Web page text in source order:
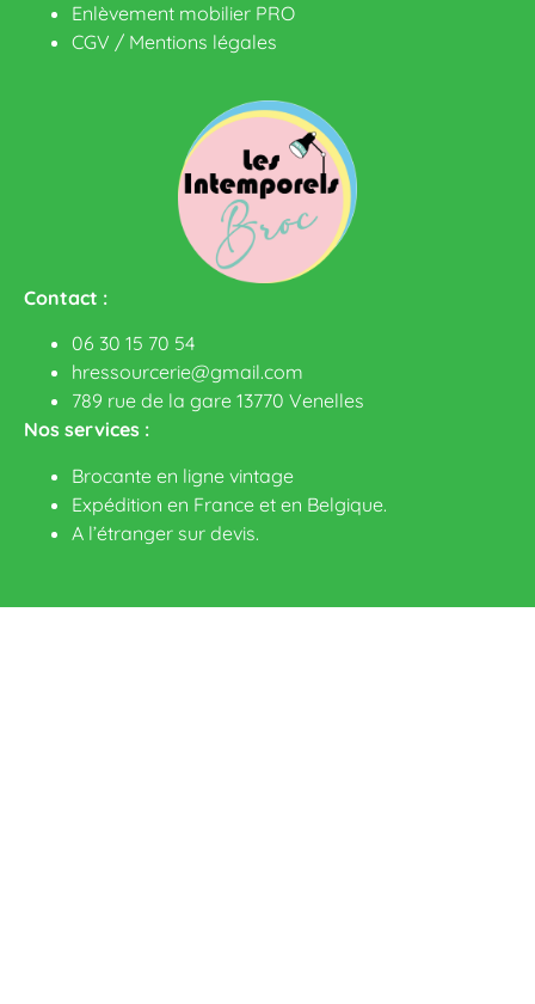
Enlèvement mobilier PRO
CGV / Mentions légales
Contact :
06 30 15 70 54
hressourcerie@gmail.com
789 rue de la gare 13770 Venelles
Nos services :
Brocante en ligne vintage
Expédition en France et en Belgique.
A l’étranger sur devis.